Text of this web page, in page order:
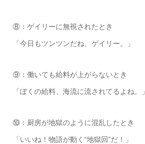
⑧：ゲイリーに無視されたとき
「今日もツンツンだね、ゲイリー。」
⑨：働いても給料が上がらないとき
「ぼくの給料、海流に流されてるよね。」
⑩：厨房が地獄のように混乱したとき
「いいね！物語が動く“地獄回”だ！」